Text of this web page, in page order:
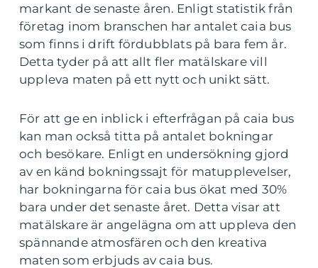
markant de senaste åren. Enligt statistik från
företag inom branschen har antalet caia bus
som finns i drift fördubblats på bara fem år.
Detta tyder på att allt fler matälskare vill
uppleva maten på ett nytt och unikt sätt.
För att ge en inblick i efterfrågan på caia bus
kan man också titta på antalet bokningar
och besökare. Enligt en undersökning gjord
av en känd bokningssajt för matupplevelser,
har bokningarna för caia bus ökat med 30%
bara under det senaste året. Detta visar att
matälskare är angelägna om att uppleva den
spännande atmosfären och den kreativa
maten som erbjuds av caia bus.